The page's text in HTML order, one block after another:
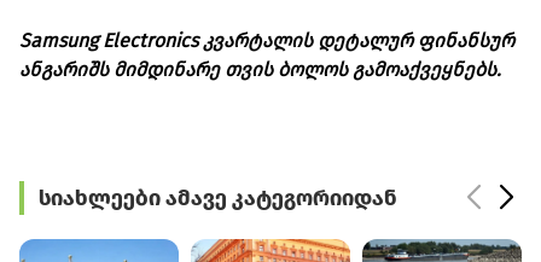
Samsung Electronics კვარტალის დეტალურ ფინანსურ
ანგარიშს მიმდინარე თვის ბოლოს გამოაქვეყნებს.
სიახლეები ამავე კატეგორიიდან